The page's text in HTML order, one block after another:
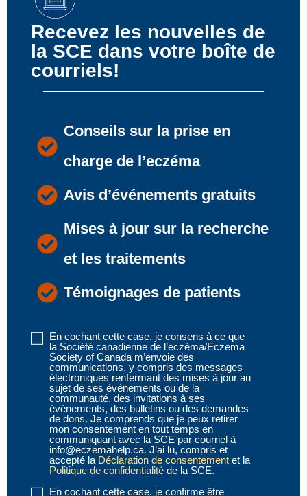
Recevez les nouvelles de
la SCE dans votre boîte de
courriels!
Conseils sur la prise en
charge de l’eczéma
Avis d’événements gratuits
Mises à jour sur la recherche
et les traitements
Témoignages de patients
Disclaimer
(obligatoire)
En cochant cette case, je consens à ce que
la Société canadienne de l’eczéma/Eczema
Society of Canada m’envoie des
communications, y compris des messages
électroniques renfermant des mises à jour au
sujet de ses événements ou de la
communauté, des invitations à ses
événements, des bulletins ou des demandes
de dons. Je comprends que je peux retirer
mon consentement en tout temps en
communiquant avec la SCE par courriel à
info@eczemahelp.ca. J’ai lu, compris et
accepté la Déclaration de consentement et la
Politique de confidentialité de la SCE.
Disclaimer
En cochant cette case, je confirme être